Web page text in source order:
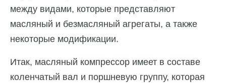
между видами, которые представляют
масляный и безмасляный агрегаты, а также
некоторые модификации.
Итак, масляный компрессор имеет в составе
коленчатый вал и поршневую группу, которая